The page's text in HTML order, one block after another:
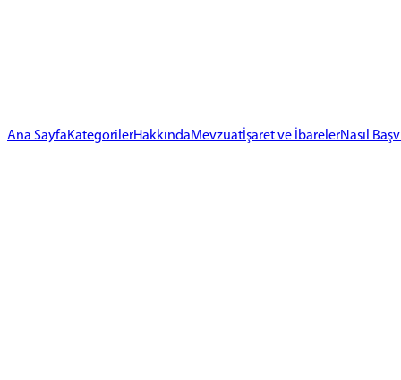
Ana SayfaKategorilerHakkındaMevzuatİşaret ve İbarelerNasıl